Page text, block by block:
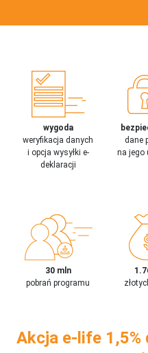
wygoda
weryfikacja danych
i opcja wysyłki e-
deklaracji
dane
na jego
30 mln
pobrań programu
Akcja e-life 1,5%